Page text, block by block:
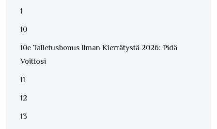
1
10
10e Talletusbonus Ilman Kierrätystä 2026: Pidä
Voittosi
11
12
13